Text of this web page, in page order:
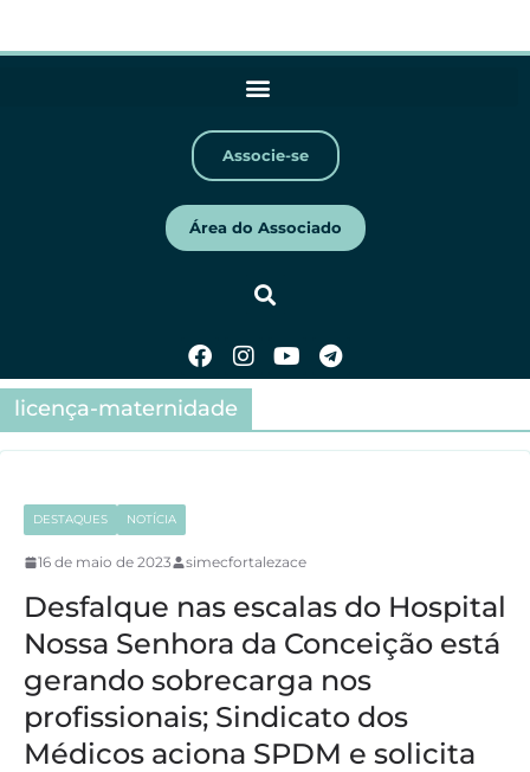
Associe-se
Área do Associado
licença-maternidade
DESTAQUES NOTÍCIA
16 de maio de 2023 simecfortalezace
Desfalque nas escalas do Hospital
Nossa Senhora da Conceição está
gerando sobrecarga nos
profissionais; Sindicato dos
Médicos aciona SPDM e solicita